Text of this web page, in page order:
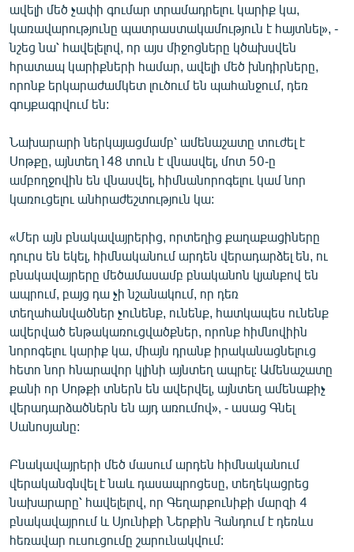
ավելի մեծ չափի գումար տրամադրելու կարիք կա,
կառավարությունը պատրաստակամություն է հայտնել», -
նշեց նա՝ հավելելով, որ այս միջոցները կծախսվեն
հրատապ կարիքների համար, ավելի մեծ խնդիրները,
որոնք երկարաժամկետ լուծում են պահանջում, դեռ
գույքագրվում են:
Նախարարի ներկայացմամբ՝ ամենաշատը տուժել է
Սոթքը, այնտեղ148 տուն է վնասվել, մոտ 50-ը
ամբողջովին են վնասվել, հիմնանորոգելու կամ նոր
կառուցելու անհրաժեշտություն կա:
«Մեր այն բնակավայրերից, որտեղից քաղաքացիները
դուրս են եկել, հիմնականում արդեն վերադարձել են, ու
բնակավայրերը մեծամասամբ բնականոն կյանքով են
ապրում, բայց դա չի նշանակում, որ դեռ
տեղահանվածներ չունենք, ունենք, հատկապես ունենք
ավերված ենթակառուցվածքներ, որոնք հիմնովիին
նորոգելու կարիք կա, միայն դրանք իրականացնելուց
հետո նոր հնարավոր կլինի այնտեղ ապրել: Ամենաշատը
քանի որ Սոթքի տներն են ավերվել, այնտեղ ամենաքիչ
վերադարձածներն են այդ առումով», - ասաց Գնել
Սանոսյանը:
Բնակավայրերի մեծ մասում արդեն հիմնականում
վերականգնվել է նաև դասապրոցեսը, տեղեկացրեց
նախարարը՝ հավելելով, որ Գեղարքունիքի մարզի 4
բնակավայրում և Սյունիքի Ներքին Հանդում է դեռևս
հեռավար ուսուցումը շարունակվում: